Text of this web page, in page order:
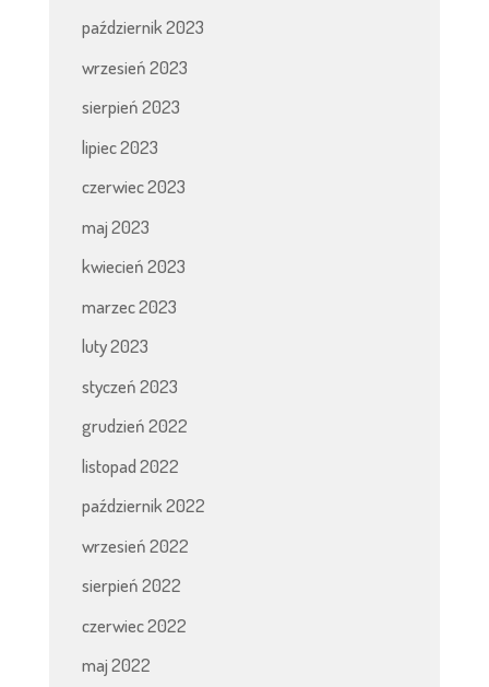
październik 2023
wrzesień 2023
sierpień 2023
lipiec 2023
czerwiec 2023
maj 2023
kwiecień 2023
marzec 2023
luty 2023
styczeń 2023
grudzień 2022
listopad 2022
październik 2022
wrzesień 2022
sierpień 2022
czerwiec 2022
maj 2022